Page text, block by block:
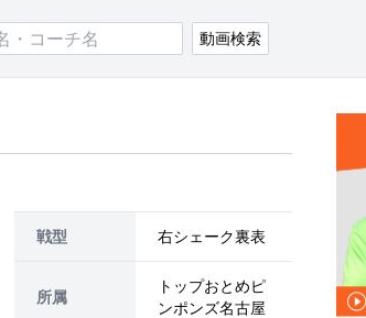
動画検索
戦型 右シェーク裏表
所属
トップおとめピ
ンポンズ名古屋